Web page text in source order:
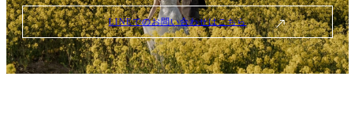
LINEでのお問い合わせはこちら